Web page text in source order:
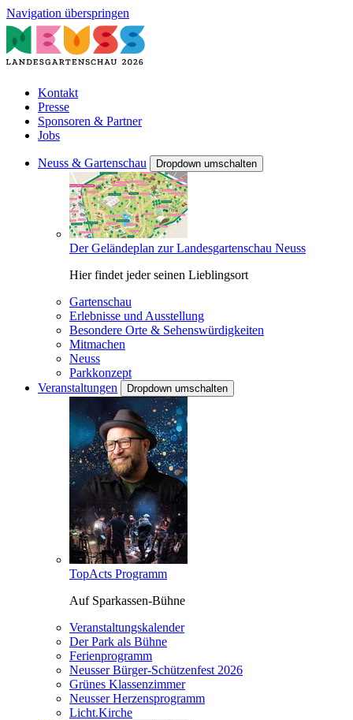
Navigation überspringen
Kontakt
Presse
Sponsoren & Partner
Jobs
Neuss & Gartenschau Dropdown umschalten
Der Geländeplan zur Landesgartenschau Neuss
Hier findet jeder seinen Lieblingsort
Gartenschau
Erlebnisse und Ausstellung
Besondere Orte & Sehenswürdigkeiten
Mitmachen
Neuss
Parkkonzept
Veranstaltungen
Dropdown umschalten
TopActs Programm
Auf Sparkassen-Bühne
Veranstaltungskalender
Der Park als Bühne
Ferienprogramm
Neusser Bürger-Schützenfest 2026
Grünes Klassenzimmer
Neusser Herzensprogramm
Licht.Kirche